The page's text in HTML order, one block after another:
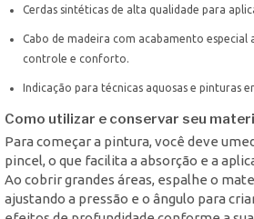
Cerdas sintéticas de alta qualidade para
Cabo de madeira com acabamento
controle e conforto.
Indicação para técnicas aquosas e pinturas
Como utilizar e conservar seu
Para começar a pintura, você deve
pincel, o que facilita a absorção e a
Ao cobrir grandes áreas, espalhe o
ajustando a pressão e o ângulo para